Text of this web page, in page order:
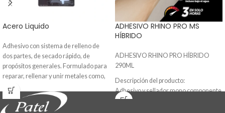
Acero Liquido
Adhesivo con sistema de relleno de
dos partes, de secado rápido, de
propósitos generales. Formulado para
reparar, rellenar y unir metales como,
acero, bronce, aluminio y cobre. Una
vez curado puede ser taladrado,
roscado o limado. Resistente al agua,
ADHESIVO RHINO PRO MS
HÍBRIDO
ADHESIVO RHINO PRO HÍBRIDO
290ML
Descripción del producto:
Adhesivo y sellador mono componente
a base de polímero híbrido MS de alta